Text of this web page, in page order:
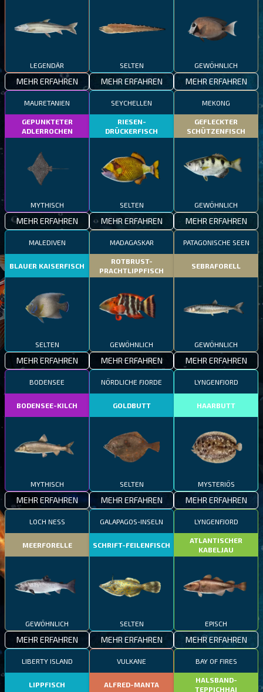
LEGENDÄR
MEHR ERFAHREN
SELTEN
MEHR ERFAHREN
GEWÖHNLICH
MEHR ERFAHREN
MAURETANIEN
GEPUNKTETER
ADLERROCHEN
MYTHISCH
MEHR ERFAHREN
SEYCHELLEN
RIESEN-
DRÜCKERFISCH
SELTEN
MEHR ERFAHREN
MEKONG
GEFLECKTER
SCHÜTZENFISCH
GEWÖHNLICH
MEHR ERFAHREN
MALEDIVEN
BLAUER KAISERFISCH
SELTEN
MEHR ERFAHREN
MADAGASKAR
ROTBRUST-
PRACHTLIPPFISCH
GEWÖHNLICH
MEHR ERFAHREN
PATAGONISCHE SEEN
SEBRAFORELL
GEWÖHNLICH
MEHR ERFAHREN
BODENSEE
BODENSEE-KILCH
MYTHISCH
MEHR ERFAHREN
NÖRDLICHE FJORDE
GOLDBUTT
SELTEN
MEHR ERFAHREN
LYNGENFJORD
HAARBUTT
MYSTERIÖS
MEHR ERFAHREN
LOCH NESS
MEERFORELLE
GEWÖHNLICH
MEHR ERFAHREN
GALAPAGOS-INSELN
SCHRIFT-FEILENFISCH
SELTEN
MEHR ERFAHREN
LYNGENFJORD
ATLANTISCHER
KABELJAU
EPISCH
MEHR ERFAHREN
LIBERTY ISLAND
LIPPFISCH
VULKANE
ALFRED-MANTA
BAY OF FIRES
HALSBAND-
TEPPICHHAI